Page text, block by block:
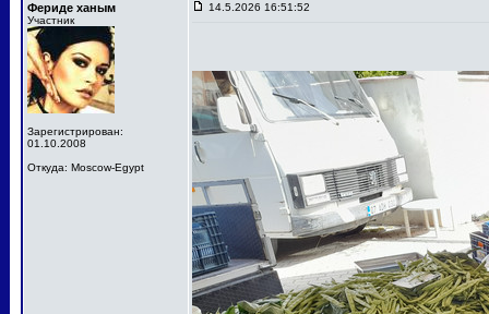
Фериде ханым
Участник
Зарегистрирован:
01.10.2008
Откуда: Moscow-Egypt
14.5.2026 16:51:52